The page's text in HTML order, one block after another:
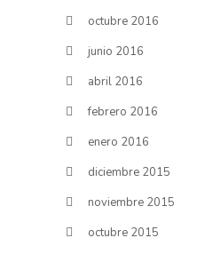
octubre 2016
junio 2016
abril 2016
febrero 2016
enero 2016
diciembre 2015
noviembre 2015
octubre 2015